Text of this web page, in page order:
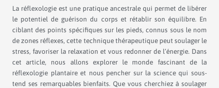
La réflexologie est une pratique ancestrale qui permet de libérer
le potentiel de guérison du corps et rétablir son équilibre. En
ciblant des points spécifiques sur les pieds, connus sous le nom
de zones réflexes, cette technique thérapeutique peut soulager le
stress, favoriser la relaxation et vous redonner de l’énergie. Dans
cet article, nous allons explorer le monde fascinant de la
réflexologie plantaire et nous pencher sur la science qui sous-
tend ses remarquables bienfaits. Que vous cherchiez à soulager